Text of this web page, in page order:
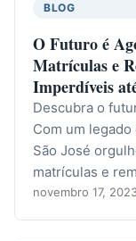
BLOG
O Futuro é
Matrículas e
Imperdíveis
Descubra o
Com um
São José
matrículas e
novembro 17,